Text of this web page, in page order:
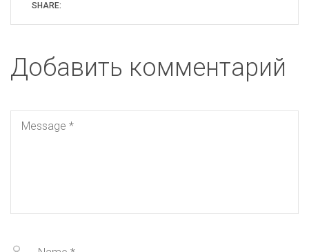
SHARE:
Добавить комментарий